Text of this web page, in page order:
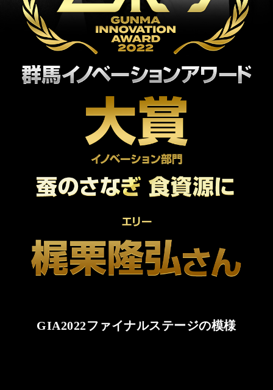
実行委員・協賛社一覧
GIA2022ファイナルステージの模様